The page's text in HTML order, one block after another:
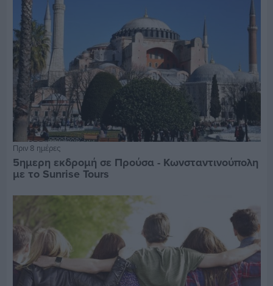
Πριν 8 ημέρες
5ημερη εκδρομή σε Προύσα - Κωνσταντινούπολη
με το Sunrise Tours